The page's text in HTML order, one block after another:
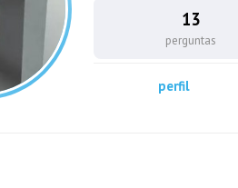
13
perguntas
perfil